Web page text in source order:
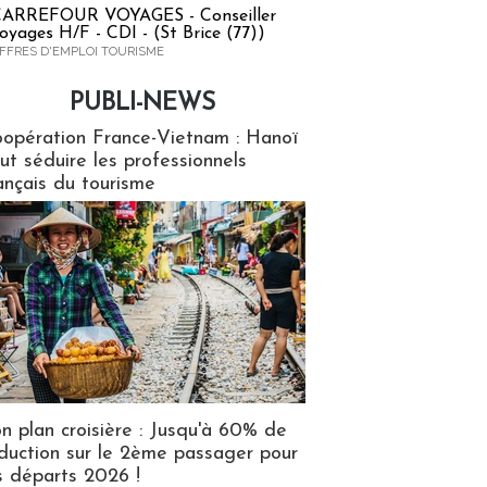
VOYAGES - Conseiller
H/F - CDI - (St Brice (77))
D'EMPLOI TOURISME
PUBLI-NEWS
France-Vietnam : Hanoï
séduire les professionnels
du tourisme
plan croisière : Jusqu'à 60% de
sur le 2ème passager pour
départs 2026 !